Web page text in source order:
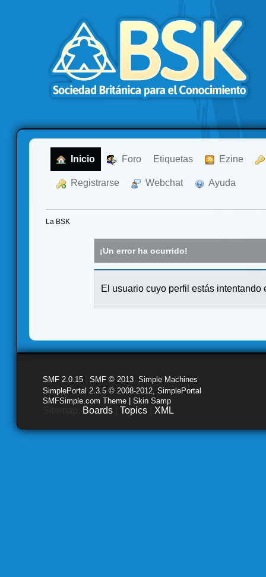
Inicio Foro Etiquetas Ezine
Registrarse Webchat Ayuda
La BSK
¡Un error ha ocurrido!
El usuario cuyo perfil estás intentando
SMF 2.0.15 SMF © 2013 Simple Machines
SimplePortal 2.3.5 © 2008-2012, SimplePortal
SMFSimple.com Theme | Skin Samp
Boards Topics XML